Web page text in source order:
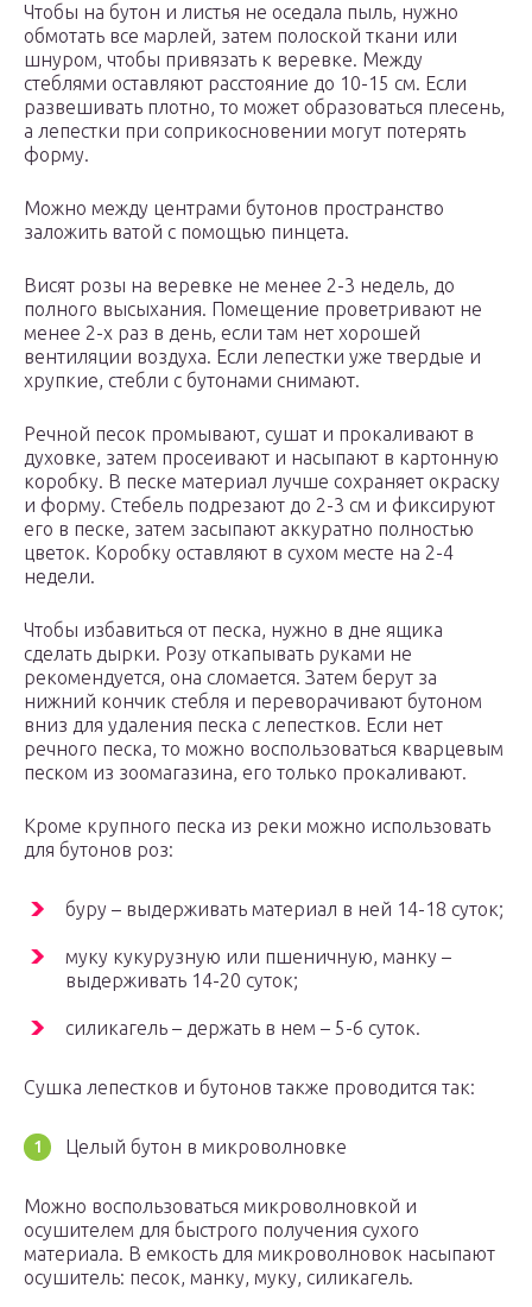
Чтобы на бутон и листья не оседала пыль, нужно
обмотать все марлей, затем полоской ткани или
шнуром, чтобы привязать к веревке. Между
стеблями оставляют расстояние до 10-15 см. Если
развешивать плотно, то может образоваться плесень,
а лепестки при соприкосновении могут потерять
форму.
Можно между центрами бутонов пространство
заложить ватой с помощью пинцета.
Висят розы на веревке не менее 2-3 недель, до
полного высыхания. Помещение проветривают не
менее 2-х раз в день, если там нет хорошей
вентиляции воздуха. Если лепестки уже твердые и
хрупкие, стебли с бутонами снимают.
Речной песок промывают, сушат и прокаливают в
духовке, затем просеивают и насыпают в картонную
коробку. В песке материал лучше сохраняет окраску
и форму. Стебель подрезают до 2-3 см и фиксируют
его в песке, затем засыпают аккуратно полностью
цветок. Коробку оставляют в сухом месте на 2-4
недели.
Чтобы избавиться от песка, нужно в дне ящика
сделать дырки. Розу откапывать руками не
рекомендуется, она сломается. Затем берут за
нижний кончик стебля и переворачивают бутоном
вниз для удаления песка с лепестков. Если нет
речного песка, то можно воспользоваться кварцевым
песком из зоомагазина, его только прокаливают.
Кроме крупного песка из реки можно использовать
для бутонов роз:
буру – выдерживать материал в ней 14-18 суток;
муку кукурузную или пшеничную, манку –
выдерживать 14-20 суток;
силикагель – держать в нем – 5-6 суток.
Сушка лепестков и бутонов также проводится так:
Целый бутон в микроволновке
Можно воспользоваться микроволновкой и
осушителем для быстрого получения сухого
материала. В емкость для микроволновок насыпают
осушитель: песок, манку, муку, силикагель.